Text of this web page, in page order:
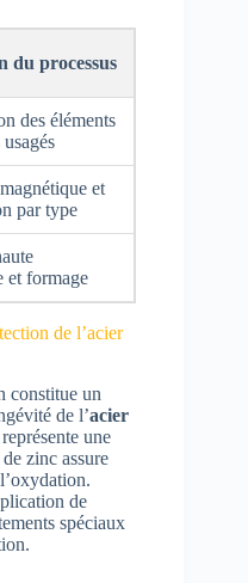
du processus
des éléments
et
par type
et formage
de l’acier
constitue un
de l’acier
une
zinc assure
de
spéciaux